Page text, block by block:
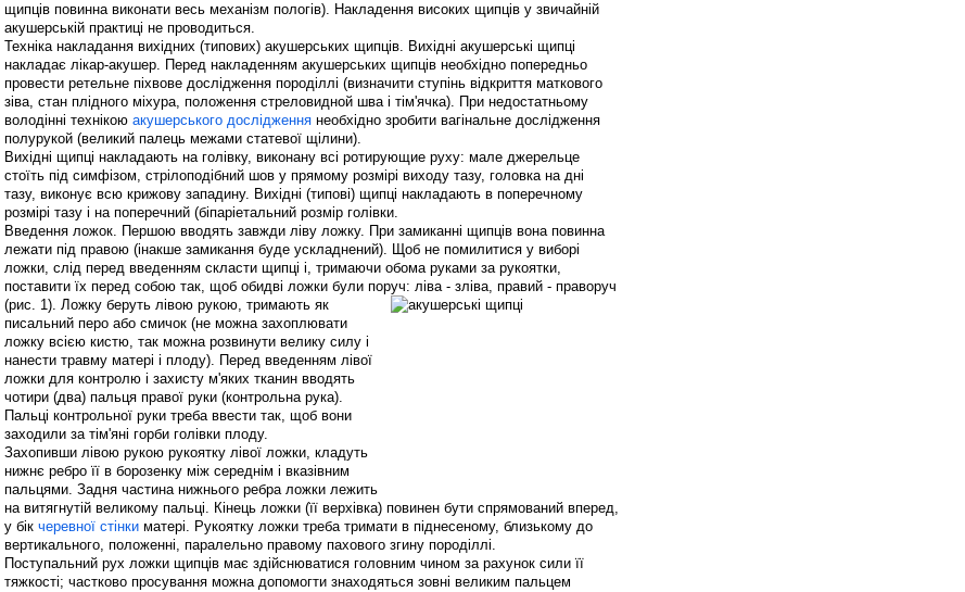
щипців повинна виконати весь механізм пологів). Накладення високих щипців у звичайній
акушерській практиці не проводиться.
Техніка накладання вихідних (типових) акушерських щипців. Вихідні акушерські щипці
накладає лікар-акушер. Перед накладенням акушерських щипців необхідно попередньо
провести ретельне піхвове дослідження породіллі (визначити ступінь відкриття маткового
зіва, стан плідного міхура, положення стреловидной шва і тім'ячка). При недостатньому
володінні технікою акушерського дослідження необхідно зробити вагінальне дослідження
полурукой (великий палець межами статевої щілини).
Вихідні щипці накладають на голівку, виконану всі ротирующие руху: мале джерельце
стоїть під симфізом, стрілоподібний шов у прямому розмірі виходу тазу, головка на дні
тазу, виконує всю крижову западину. Вихідні (типові) щипці накладають в поперечному
розмірі тазу і на поперечний (біпаріетальний розмір голівки.
Введення ложок. Першою вводять завжди ліву ложку. При замиканні щипців вона повинна
лежати під правою (інакше замикання буде ускладнений). Щоб не помилитися у виборі
ложки, слід перед введенням скласти щипці і, тримаючи обома руками за рукоятки,
поставити їх перед собою так, щоб обидві ложки були поруч: ліва - зліва, правий - праворуч
(рис. 1). Ложку беруть лівою рукою, тримають як
писальний перо або смичок (не можна захоплювати
ложку всією кистю, так можна розвинути велику силу і
нанести травму матері і плоду). Перед введенням лівої
ложки для контролю і захисту м'яких тканин вводять
чотири (два) пальця правої руки (контрольна рука).
Пальці контрольної руки треба ввести так, щоб вони
заходили за тім'яні горби голівки плоду.
Захопивши лівою рукою рукоятку лівої ложки, кладуть
нижнє ребро її в борозенку між середнім і вказівним
пальцями. Задня частина нижнього ребра ложки лежить
на витягнутій великому пальці. Кінець ложки (її верхівка) повинен бути спрямований вперед,
у бік черевної стінки матері. Рукоятку ложки треба тримати в піднесеному, близькому до
вертикального, положенні, паралельно правому пахового згину породіллі.
Поступальний рух ложки щипців має здійснюватися головним чином за рахунок сили її
тяжкості; частково просування можна допомогти знаходяться зовні великим пальцем